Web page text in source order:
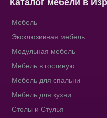
Каталог мебели в
Мебель
Эксклюзивная мебель
Модульная мебель
Мебель в гостиную
Мебель для спальни
Мебель для кухни
Столы и Стулья